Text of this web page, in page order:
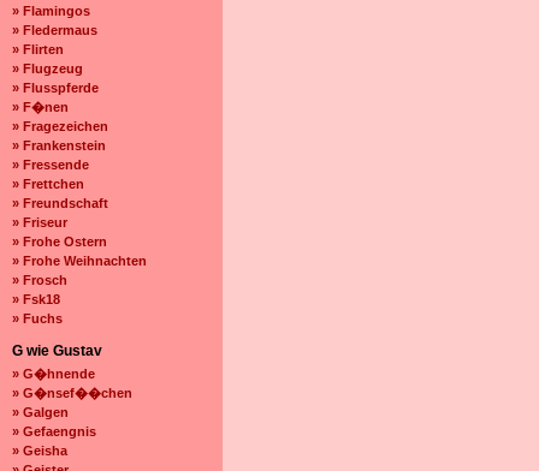
» Flamingos
» Fledermaus
» Flirten
» Flugzeug
» Flusspferde
» F�nen
» Fragezeichen
» Frankenstein
» Fressende
» Frettchen
» Freundschaft
» Friseur
» Frohe Ostern
» Frohe Weihnachten
» Frosch
» Fsk18
» Fuchs
G wie Gustav
» G�hnende
» G�nsef��chen
» Galgen
» Gefaengnis
» Geisha